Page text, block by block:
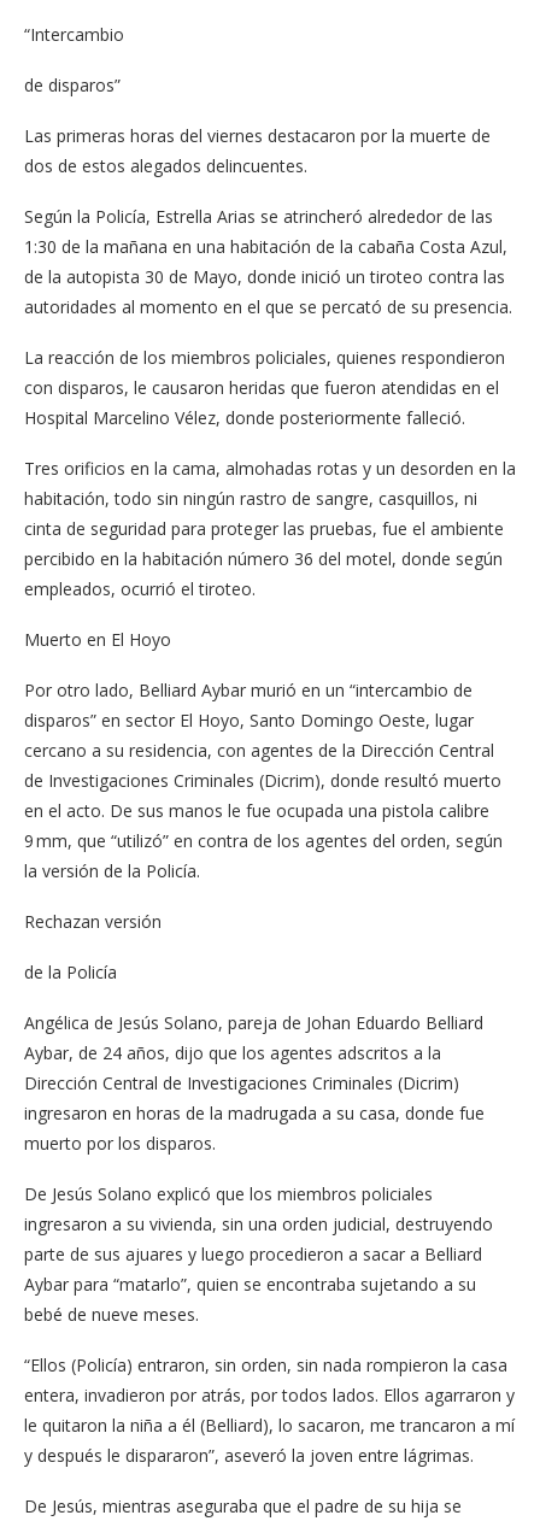
“Intercambio
de disparos”
Las primeras horas del viernes destacaron por la muerte de
dos de estos alegados delincuentes.
Según la Policía, Estrella Arias se atrincheró alrededor de las
1:30 de la mañana en una habitación de la cabaña Costa Azul,
de la autopista 30 de Mayo, donde inició un tiroteo contra las
autoridades al momento en el que se percató de su presencia.
La reacción de los miembros policiales, quienes respondieron
con disparos, le causaron heridas que fueron atendidas en el
Hospital Marcelino Vélez, donde posteriormente falleció.
Tres orificios en la cama, almohadas rotas y un desorden en la
habitación, todo sin ningún rastro de sangre, casquillos, ni
cinta de seguridad para proteger las pruebas, fue el ambiente
percibido en la habitación número 36 del motel, donde según
empleados, ocurrió el tiroteo.
Muerto en El Hoyo
Por otro lado, Belliard Aybar murió en un “intercambio de
disparos” en sector El Hoyo, Santo Domingo Oeste, lugar
cercano a su residencia, con agentes de la Dirección Central
de Investigaciones Criminales (Dicrim), donde resultó muerto
en el acto. De sus manos le fue ocupada una pistola calibre
9 mm, que “utilizó” en contra de los agentes del orden, según
la versión de la Policía.
Rechazan versión
de la Policía
Angélica de Jesús Solano, pareja de Johan Eduardo Belliard
Aybar, de 24 años, dijo que los agentes adscritos a la
Dirección Central de Investigaciones Criminales (Dicrim)
ingresaron en horas de la madrugada a su casa, donde fue
muerto por los disparos.
De Jesús Solano explicó que los miembros policiales
ingresaron a su vivienda, sin una orden judicial, destruyendo
parte de sus ajuares y luego procedieron a sacar a Belliard
Aybar para “matarlo”, quien se encontraba sujetando a su
bebé de nueve meses.
“Ellos (Policía) entraron, sin orden, sin nada rompieron la casa
entera, invadieron por atrás, por todos lados. Ellos agarraron y
le quitaron la niña a él (Belliard), lo sacaron, me trancaron a mí
y después le dispararon”, aseveró la joven entre lágrimas.
De Jesús, mientras aseguraba que el padre de su hija se